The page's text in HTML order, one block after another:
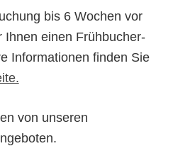
bis 6 Wochen vor
Ihnen einen Frühbucher-
Informationen finden Sie
von unseren